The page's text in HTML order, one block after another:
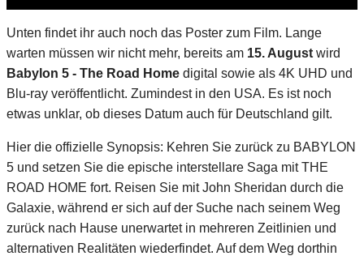
Unten findet ihr auch noch das Poster zum Film. Lange
warten müssen wir nicht mehr, bereits am 15. August wird
Babylon 5 - The Road Home digital sowie als 4K UHD und
Blu-ray veröffentlicht. Zumindest in den USA. Es ist noch
etwas unklar, ob dieses Datum auch für Deutschland gilt.
Hier die offizielle Synopsis: Kehren Sie zurück zu BABYLON
5 und setzen Sie die epische interstellare Saga mit THE
ROAD HOME fort. Reisen Sie mit John Sheridan durch die
Galaxie, während er sich auf der Suche nach seinem Weg
zurück nach Hause unerwartet in mehreren Zeitlinien und
alternativen Realitäten wiederfindet. Auf dem Weg dorthin